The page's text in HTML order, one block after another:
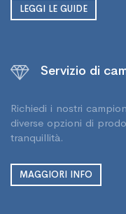
LEGGI LE GUIDE
Servizio di
Richiedi i nostri
diverse opzioni di
tranquillità.
MAGGIORI INFO